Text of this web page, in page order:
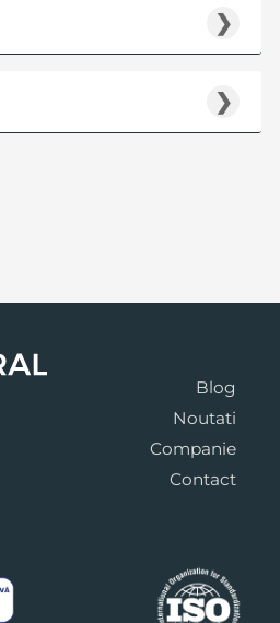
❯
❯
Blog
Noutati
Companie
Contact